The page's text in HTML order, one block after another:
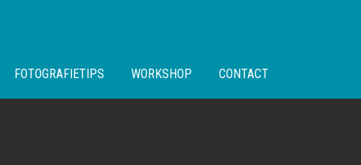
FOTOGRAFIETIPS WORKSHOP CONTACT